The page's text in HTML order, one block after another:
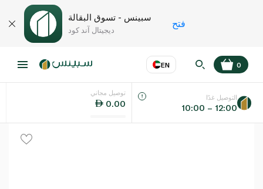
سبينس - تسوق البقالة
ديجيتال آند كود
فتح
EN
اللغة عر
0
توصيل مجاني
0.00
التوصيل غدًا
10:00 – 12:00